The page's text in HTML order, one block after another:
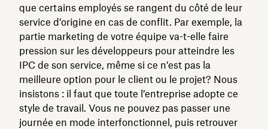
que certains employés se rangent du côté de leur
service d’origine en cas de conflit. Par exemple, la
partie marketing de votre équipe va-t-elle faire
pression sur les développeurs pour atteindre les
IPC de son service, même si ce n’est pas la
meilleure option pour le client ou le projet? Nous
insistons : il faut que toute l’entreprise adopte ce
style de travail. Vous ne pouvez pas passer une
journée en mode interfonctionnel, puis retrouver